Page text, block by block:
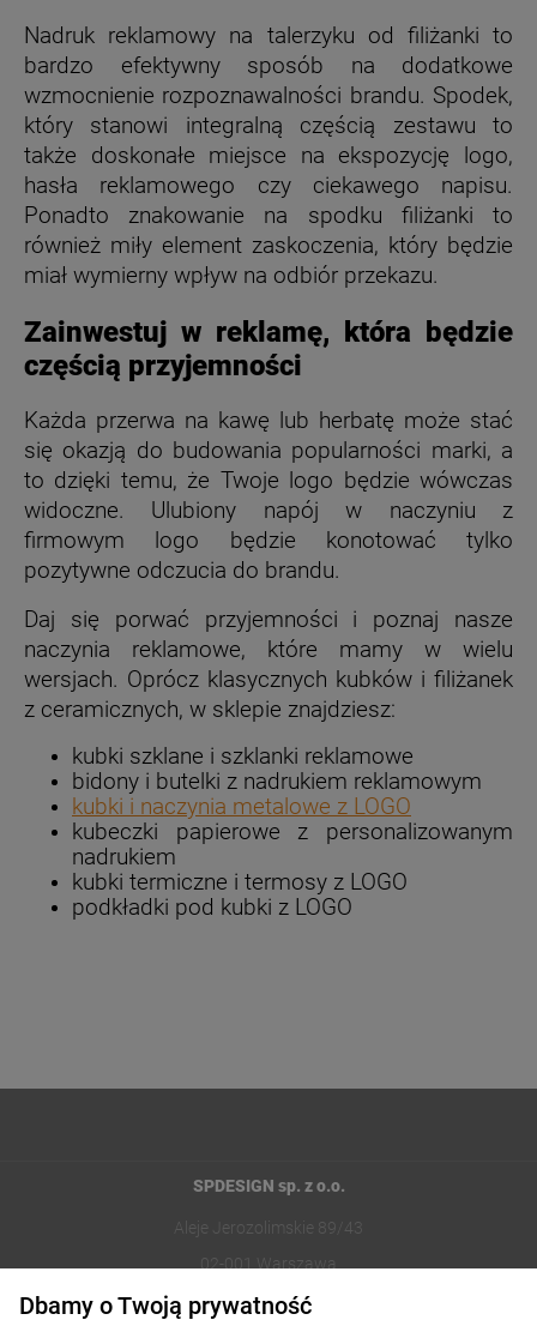
Nadruk reklamowy na talerzyku od filiżanki to
bardzo efektywny sposób na dodatkowe
wzmocnienie rozpoznawalności brandu. Spodek,
który stanowi integralną częścią zestawu to
także doskonałe miejsce na ekspozycję logo,
hasła reklamowego czy ciekawego napisu.
Ponadto znakowanie na spodku filiżanki to
również miły element zaskoczenia, który będzie
miał wymierny wpływ na odbiór przekazu.
Zainwestuj w reklamę, która będzie
częścią przyjemności
Każda przerwa na kawę lub herbatę może stać
się okazją do budowania popularności marki, a
to dzięki temu, że Twoje logo będzie wówczas
widoczne. Ulubiony napój w naczyniu z
firmowym logo będzie konotować tylko
pozytywne odczucia do brandu.
Daj się porwać przyjemności i poznaj nasze
naczynia reklamowe, które mamy w wielu
wersjach. Oprócz klasycznych kubków i filiżanek
z ceramicznych, w sklepie znajdziesz:
kubki szklane i szklanki reklamowe
bidony i butelki z nadrukiem reklamowym
kubki i naczynia metalowe z LOGO
kubeczki papierowe z personalizowanym
nadrukiem
kubki termiczne i termosy z LOGO
podkładki pod kubki z LOGO
SPDESIGN sp. z o.o.
Aleje Jerozolimskie 89/43
02-001 Warszawa
Dbamy o Twoją prywatność